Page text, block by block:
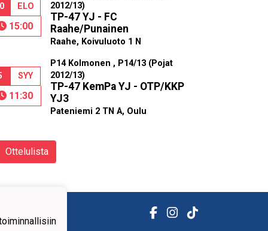
ELO
15:00
2012/13)
TP-47 YJ - FC
Raahe/Punainen
Raahe, Koivuluoto 1 N
SYY
11:30
P14 Kolmonen , P14/13 (Pojat
2012/13)
TP-47 KemPa YJ - OTP/KKP
YJ3
Pateniemi 2 TN A, Oulu
Ottelulista